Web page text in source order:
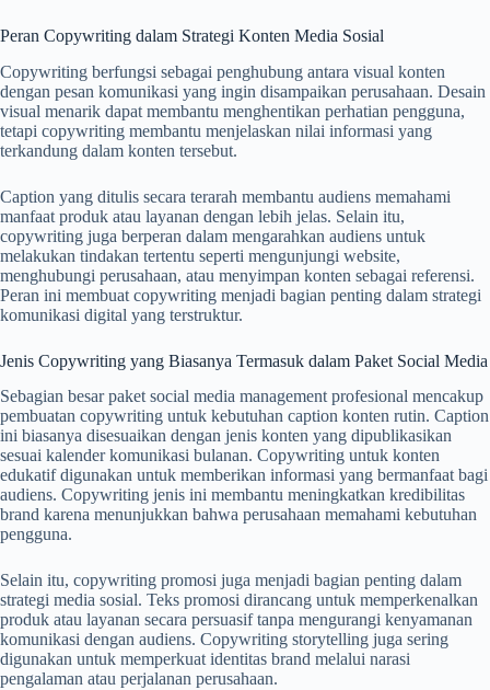
Peran Copywriting dalam Strategi Konten Media Sosial
Copywriting berfungsi sebagai penghubung antara visual konten
dengan pesan komunikasi yang ingin disampaikan perusahaan. Desain
visual menarik dapat membantu menghentikan perhatian pengguna,
tetapi copywriting membantu menjelaskan nilai informasi yang
terkandung dalam konten tersebut.
Caption yang ditulis secara terarah membantu audiens memahami
manfaat produk atau layanan dengan lebih jelas. Selain itu,
copywriting juga berperan dalam mengarahkan audiens untuk
melakukan tindakan tertentu seperti mengunjungi website,
menghubungi perusahaan, atau menyimpan konten sebagai referensi.
Peran ini membuat copywriting menjadi bagian penting dalam strategi
komunikasi digital yang terstruktur.
Jenis Copywriting yang Biasanya Termasuk dalam Paket Social Media
Sebagian besar paket social media management profesional mencakup
pembuatan copywriting untuk kebutuhan caption konten rutin. Caption
ini biasanya disesuaikan dengan jenis konten yang dipublikasikan
sesuai kalender komunikasi bulanan. Copywriting untuk konten
edukatif digunakan untuk memberikan informasi yang bermanfaat bagi
audiens. Copywriting jenis ini membantu meningkatkan kredibilitas
brand karena menunjukkan bahwa perusahaan memahami kebutuhan
pengguna.
Selain itu, copywriting promosi juga menjadi bagian penting dalam
strategi media sosial. Teks promosi dirancang untuk memperkenalkan
produk atau layanan secara persuasif tanpa mengurangi kenyamanan
komunikasi dengan audiens. Copywriting storytelling juga sering
digunakan untuk memperkuat identitas brand melalui narasi
pengalaman atau perjalanan perusahaan.